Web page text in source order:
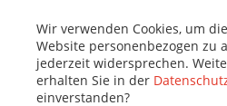
Wir verwenden Cookies, um
Website personenbezogen zu
jederzeit widersprechen.
erhalten Sie in der
einverstanden?